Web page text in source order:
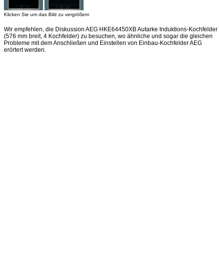
Klicken Sie um das Bild zu vergrößern
Wir empfehlen, die Diskussion AEG HKE64450XB Autarke Induktions-Kochfelder
(576 mm breit, 4 Kochfelder) zu besuchen, wo ähnliche und sogar die gleichen
Probleme mit dem Anschließen und Einstellen von Einbau-Kochfelder AEG
erörtert werden.